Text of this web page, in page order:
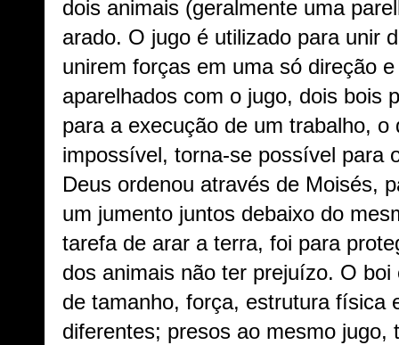
dois animais (geralmente uma
arado. O jugo é utilizado para unir
unirem forças em uma só direção
aparelhados com o jugo, dois bois
para a execução de um trabalho, o
impossível, torna-se possível para
Deus ordenou através de Moisés,
um jumento juntos debaixo do
tarefa de arar a terra, foi para
dos animais não ter prejuízo. O
de tamanho, força, estrutura física
diferentes; presos ao mesmo jugo,